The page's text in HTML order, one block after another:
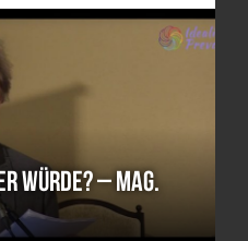
Würde? – Mag.